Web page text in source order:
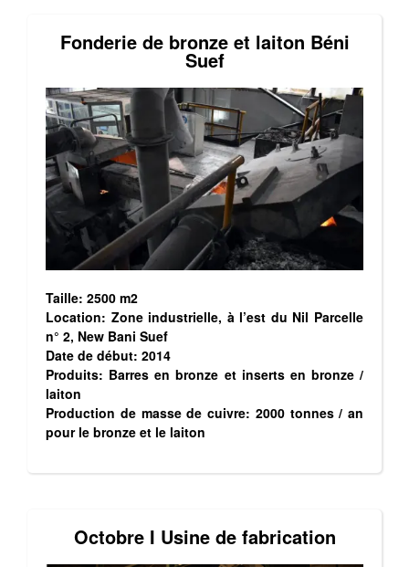
Fonderie de bronze et laiton Béni
Suef
Taille: 2500 m2
Location: Zone industrielle, à l’est du Nil Parcelle
n° 2, New Bani Suef
Date de début: 2014
Produits: Barres en bronze et inserts en bronze /
laiton
Production de masse de cuivre: 2000 tonnes / an
pour le bronze et le laiton
Octobre I Usine de fabrication